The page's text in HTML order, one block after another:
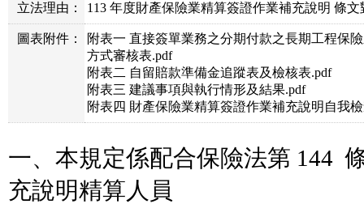
立法理由： 113 年度財產保險業精算簽證作業補充說明 條文
圖表附件：
附表一 直接簽單業務之分期付款之長期工程保
方式審核表.pdf
附表二 自留賠款準備金追蹤表及檢核表.pdf
附表三 建議事項與執行情形及結果.pdf
附表四 財產保險業精算簽證作業補充說明自我
一、本規定係配合保險法第 144
充說明精算人員